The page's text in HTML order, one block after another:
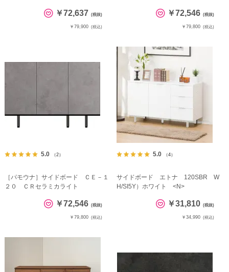
￥72,637 (税抜)
￥79,900 (税込)
￥72,546 (税抜)
￥79,800 (税込)
5.0 （2）
［パモウナ］サイドボード ＣＥ－１
２０ ＣＲセラミカライト
￥72,546 (税抜)
￥79,800 (税込)
5.0 （4）
サイドボード エトナ 120SBR W
H/SI5Y）ホワイト <N>
￥31,810 (税抜)
￥34,990 (税込)